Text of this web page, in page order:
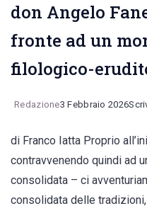
don Angelo
fronte ad un
filologico-
Redazione3 Febbraio 2026
di Franco Iatta Proprio
contravvenendo quindi ad
consolidata – ci
consolidata delle